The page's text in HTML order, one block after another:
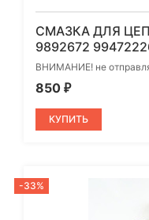
СМАЗКА ДЛЯ
9892672
ВНИМАНИЕ! не
850 ₽
КУПИТЬ
-33%